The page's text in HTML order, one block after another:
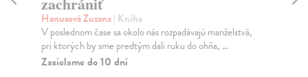
Hanusová Zuzana| Kniha
V poslednom čase sa okolo nás rozpadávajú manželstvá,
pri ktorých by sme predtým dali ruku do ohňa, ...
Zasielame do 10 dní